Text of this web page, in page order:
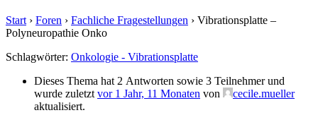
Start › Foren › Fachliche Fragestellungen › Vibrationsplatte –
Polyneuropathie Onko
Schlagwörter: Onkologie - Vibrationsplatte
Dieses Thema hat 2 Antworten sowie 3 Teilnehmer und
wurde zuletzt vor 1 Jahr, 11 Monaten von
cecile.mueller
aktualisiert.